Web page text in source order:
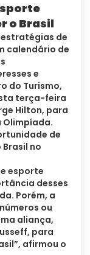
o Brasil
de
calendário de
e
do Turismo,
terça-feira
Hilton, para
de
no
esporte
desses
Porém, a
ou
aliança,
para
afirmou o